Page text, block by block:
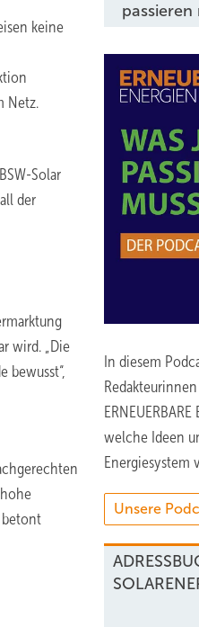
keine
Netz.
Solar
der
wird. „Die
bewusst“,
betont
passieren
In diesem
welche Ideen
Energiesystem
Unsere